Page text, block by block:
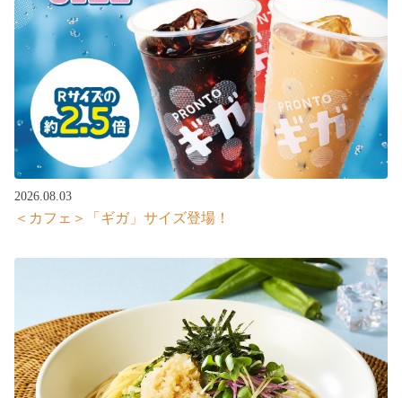
2026.08.03
＜カフェ＞「ギガ」サイズ登場！